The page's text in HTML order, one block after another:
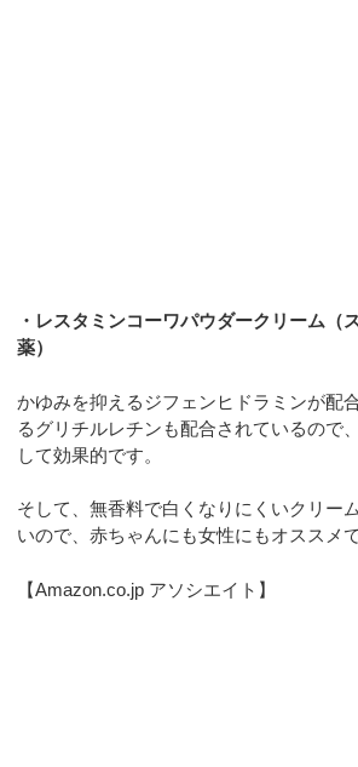
・レスタミンコーワパウダークリーム（
薬）
かゆみを抑えるジフェンヒドラミンが配
るグリチルレチンも配合されているので
して効果的です。
そして、無香料で白くなりにくいクリー
いので、赤ちゃんにも女性にもオススメで
【Amazon.co.jp アソシエイト】